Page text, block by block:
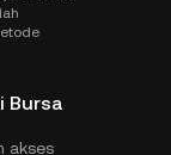
Bursa
akses